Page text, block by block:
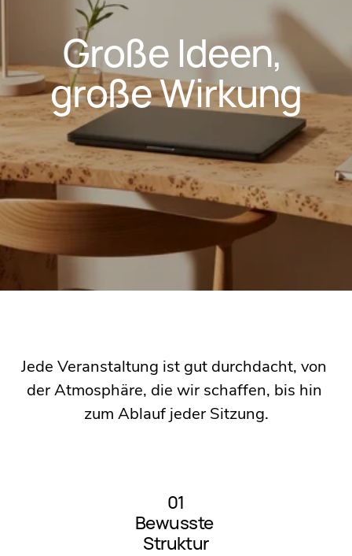
Große Ideen,
große Wirkung
Jede Veranstaltung ist gut durchdacht, von
der Atmosphäre, die wir schaffen, bis hin
zum Ablauf jeder Sitzung.
01
Bewusste
Struktur